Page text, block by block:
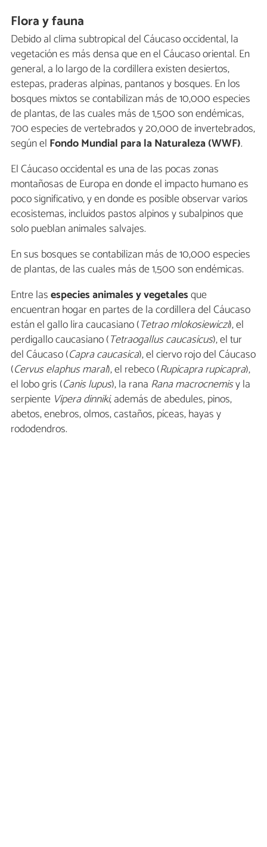
Flora y fauna
Debido al clima subtropical del Cáucaso occidental, la
vegetación es más densa que en el Cáucaso oriental. En
general, a lo largo de la cordillera existen desiertos,
estepas, praderas alpinas, pantanos y bosques. En los
bosques mixtos se contabilizan más de 10,000 especies
de plantas, de las cuales más de 1,500 son endémicas,
700 especies de vertebrados y 20,000 de invertebrados,
según el Fondo Mundial para la Naturaleza (WWF).
El Cáucaso occidental es una de las pocas zonas
montañosas de Europa en donde el impacto humano es
poco significativo, y en donde es posible observar varios
ecosistemas, incluidos pastos alpinos y subalpinos que
solo pueblan animales salvajes.
En sus bosques se contabilizan más de 10,000 especies
de plantas, de las cuales más de 1,500 son endémicas.
Entre lasespecies animales y vegetalesque
encuentran hogar en partes de la cordillera del Cáucaso
están el gallo lira caucasiano (Tetrao mlokosiewiczi), el
perdigallo caucasiano (Tetraogallus caucasicus), el tur
del Cáucaso (Capra caucasica), el ciervo rojo del Cáucaso
(Cervus elaphus maral), el rebeco (Rupicapra rupicapra),
el lobo gris (Canis lupus), la rana Rana macrocnemisy la
serpiente Vipera dinniki, además de abedules, pinos,
abetos, enebros, olmos, castaños, píceas, hayas y
rododendros.